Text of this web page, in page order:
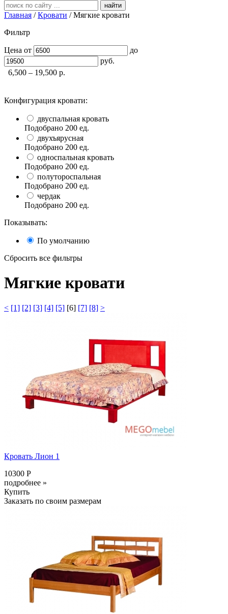
найти
Главная /Кровати /Мягкие кровати
Фильтр
Цена от
до
руб.
6,500 – 19,500 р.
Конфигурация кровати:
двуспальная кровать
Подобрано 200 ед.
двухъярусная
Подобрано 200 ед.
односпальная кровать
Подобрано 200 ед.
полутороспальная
Подобрано 200 ед.
чердак
Подобрано 200 ед.
Показывать:
По умолчанию
Сбросить все фильтры
Мягкие кровати
< [1] [2] [3] [4] [5] [6] [7] [8] >
Кровать Лион 1
10300 Р
подробнее »
Купить
Заказать по своим размерам